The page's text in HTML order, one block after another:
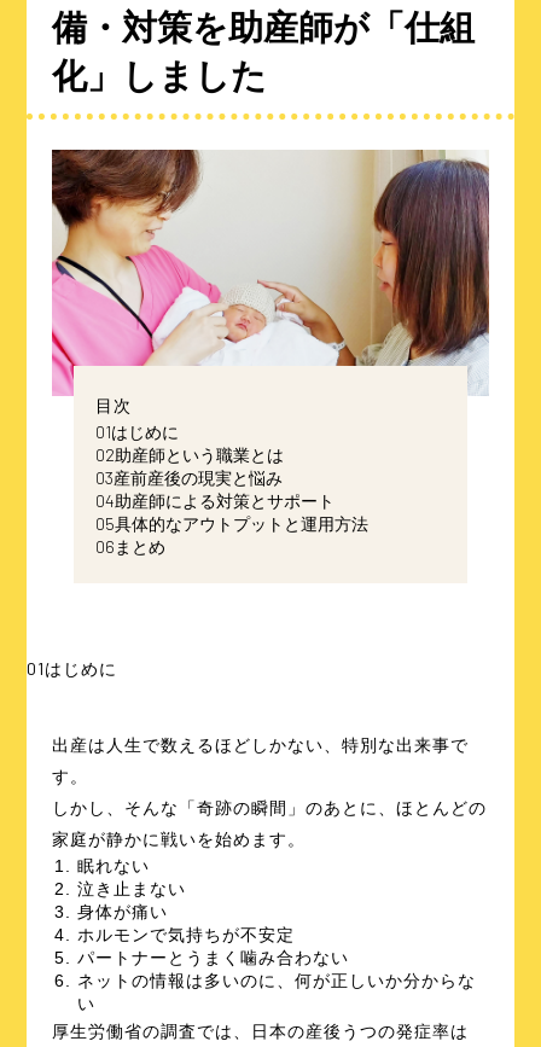
備・対策を助産師が「仕組
化」しました
目次
01はじめに
02助産師という職業とは
03産前産後の現実と悩み
04助産師による対策とサポート
05具体的なアウトプットと運用方法
06 まとめ
01はじめに
出産は人生で数えるほどしかない、特別な出来事で
す。
しかし、そんな「奇跡の瞬間」のあとに、ほとんどの
家庭が静かに戦いを始めます。
眠れない
泣き止まない
身体が痛い
ホルモンで気持ちが不安定
パートナーとうまく噛み合わない
ネットの情報は多いのに、何が正しいか分からな
い
厚生労働省の調査では、日本の産後うつの発症率は